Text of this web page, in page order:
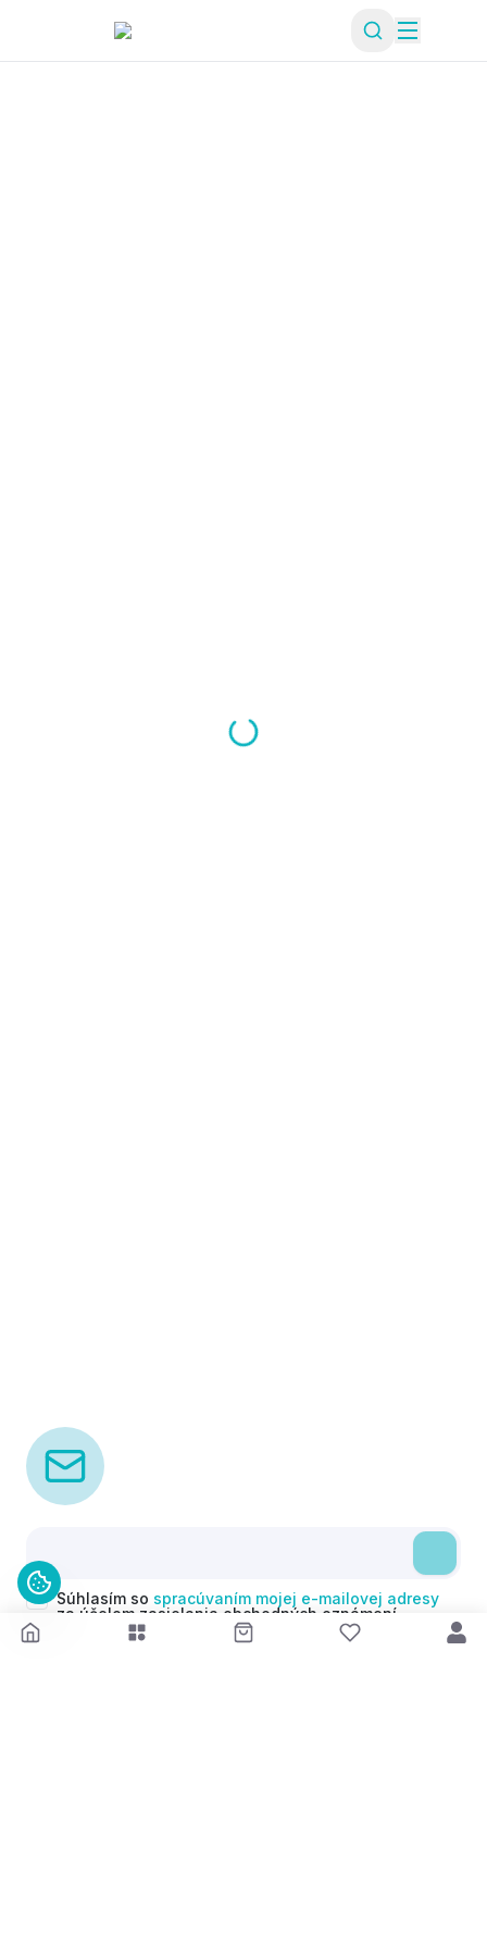
Súhlasím so spracúvaním mojej e-mailovej adresy
za účelom zasielania obchodných oznámení
(newsletterov) v súlade s čl. 6 ods. 1 písm. a)
Nariadenia GDPR. Svoj súhlas môžem kedykoľvek